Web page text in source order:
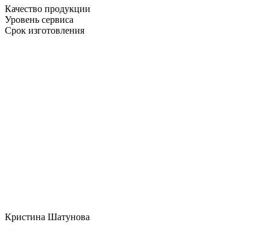
Качество продукции
Уровень сервиса
Срок изготовления
Кристина Шатунова